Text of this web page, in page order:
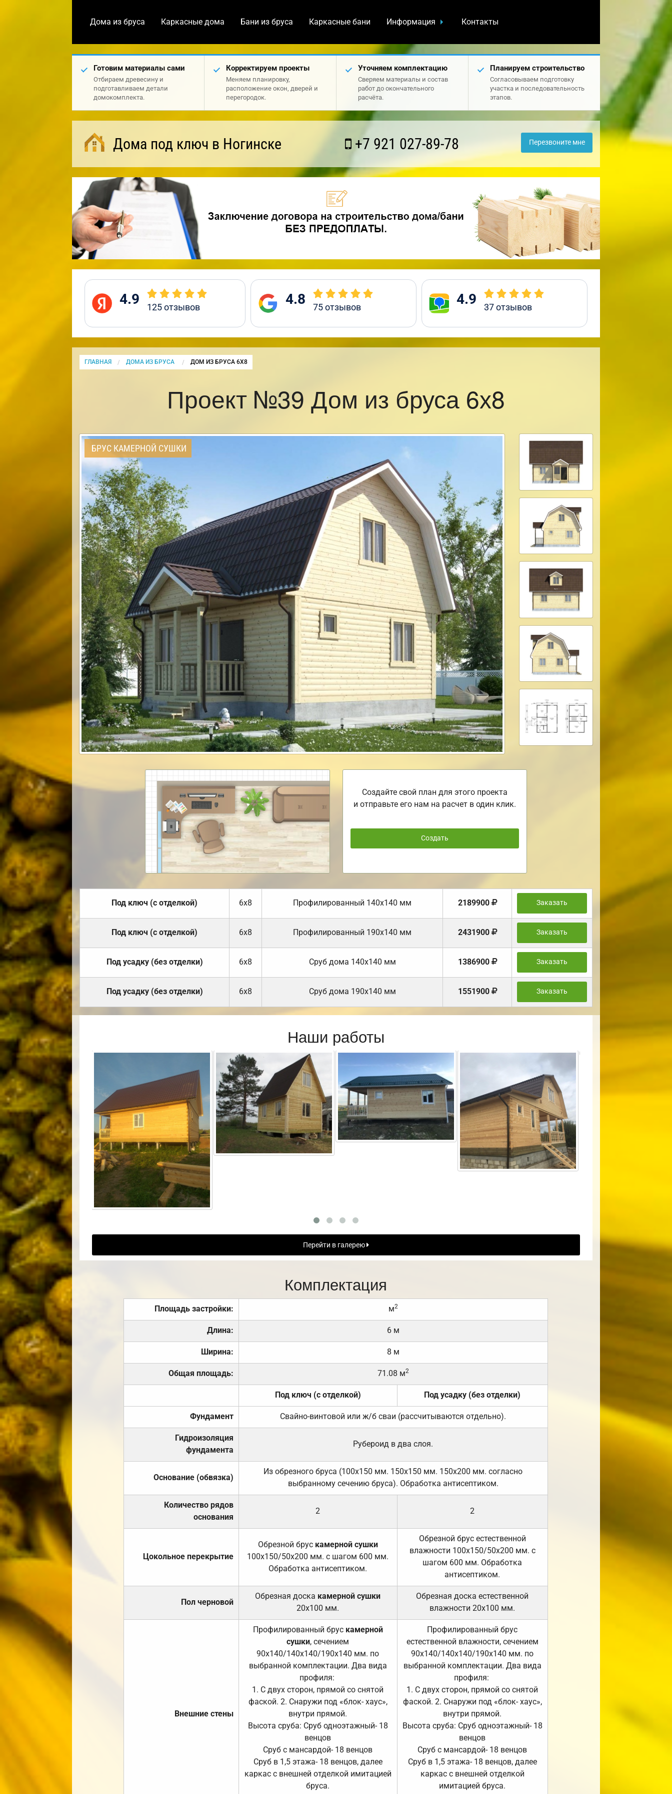
Дома из бруса Каркасные дома Бани из бруса Каркасные бани Информация Контакты
Готовим материалы сами
Отбираем древесину и
подготавливаем детали
домокомплекта.
Корректируем проекты
Меняем планировку,
расположение окон, дверей и
перегородок.
Уточняем комплектацию
Сверяем материалы и состав
работ до окончательного
расчёта.
Планируем строительство
Согласовываем подготовку
участка и последовательность
этапов.
Дома под ключ в Ногинске +7 921 027-89-78 Перезвоните мне
4.9 125отзывов 4.8 75отзывов 4.9 37отзывов
ГЛАВНАЯ ДОМА ИЗ БРУСА CURRENT:
ДОМ ИЗ БРУСА 6Х8
Проект №39 Дом из бруса 6х8
БРУС КАМЕРНОЙ СУШКИ
Создайте свой план для этого проекта
и отправьте его нам на расчет в один клик.
Создать
Под ключ (с отделкой) 6х8 Профилированный 140х140 мм 2189900 Заказать
Под ключ (с отделкой) 6х8 Профилированный 190х140 мм 2431900 Заказать
Под усадку (без отделки) 6х8 Cруб дома 140х140 мм 1386900 Заказать
Под усадку (без отделки) 6х8 Cруб дома 190х140 мм 1551900 Заказать
Наши работы
Перейти в галерею
Комплектация
Площадь застройки: м2
Длина: 6 м
Ширина: 8 м
Общая площадь: 71.08 м2
Под ключ (с отделкой) Под усадку (без отделки)
Фундамент Свайно-винтовой или ж/б сваи (рассчитываются отдельно).
Гидроизоляция
фундамента
Рубероид в два слоя.
Основание (обвязка)
Из обрезного бруса (100х150 мм. 150х150 мм. 150х200 мм. согласно
выбранному сечению бруса). Обработка антисептиком.
Количество рядов
основания
2 2
Цокольное перекрытие
Обрезной брус камерной сушки
100х150/50х200 мм. с шагом 600 мм.
Обработка антисептиком.
Обрезной брус естественной
влажности 100х150/50х200 мм. с
шагом 600 мм. Обработка
антисептиком.
Пол черновой
Обрезная доска камерной сушки
20х100 мм.
Обрезная доска естественной
влажности 20х100 мм.
Внешние стены
Профилированный брус камерной
сушки, сечением
90х140/140х140/190х140 мм. по
выбранной комплектации. Два вида
профиля:
1. С двух сторон, прямой со снятой
фаской. 2. Снаружи под «блок- хаус»,
внутри прямой.
Высота сруба: Сруб одноэтажный- 18
венцов
Сруб с мансардой- 18 венцов
Сруб в 1,5 этажа- 18 венцов, далее
каркас с внешней отделкой имитацией
бруса.
Профилированный брус
естественной влажности, сечением
90х140/140х140/190х140 мм. по
выбранной комплектации. Два вида
профиля:
1. С двух сторон, прямой со снятой
фаской. 2. Снаружи под «блок- хаус»,
внутри прямой.
Высота сруба: Сруб одноэтажный- 18
венцов
Сруб с мансардой- 18 венцов
Сруб в 1,5 этажа- 18 венцов, далее
каркас с внешней отделкой
имитацией бруса.